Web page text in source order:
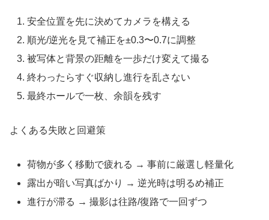
安全位置を先に決めてカメラを構える
順光/逆光を見て補正を±0.3〜0.7に調整
被写体と背景の距離を一歩だけ変えて撮る
終わったらすぐ収納し進行を乱さない
最終ホールで一枚、余韻を残す
よくある失敗と回避策
荷物が多く移動で疲れる → 事前に厳選し軽量化
露出が暗い写真ばかり → 逆光時は明るめ補正
進行が滞る → 撮影は往路/復路で一回ずつ